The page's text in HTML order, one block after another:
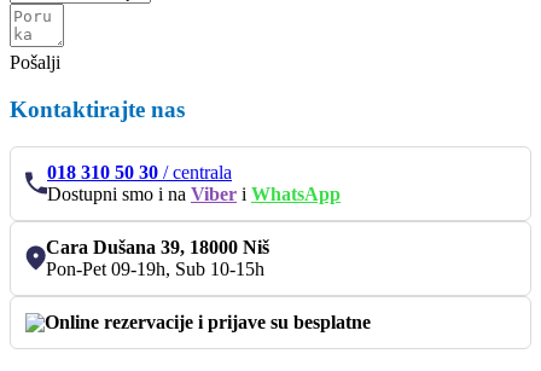
Pošalji
Kontaktirajte nas
018 310 50 30 /centrala
Dostupni smo i na Viber i WhatsApp
Cara Dušana 39, 18000 Niš
Pon-Pet 09-19h, Sub 10-15h
Online rezervacije i prijave su besplatne